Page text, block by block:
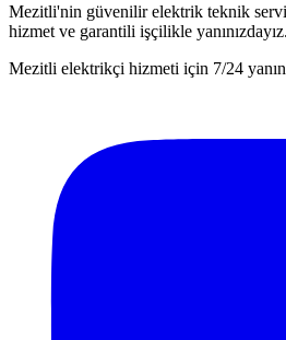
Mezitli'nin güvenilir elektrik teknik
hizmet ve garantili işçilikle yanınızdayız.
Mezitli elektrikçi hizmeti için 7/24